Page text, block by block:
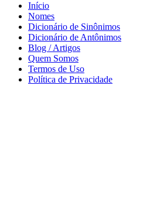
Início
Nomes
Dicionário de Sinônimos
Dicionário de Antônimos
Blog / Artigos
Quem Somos
Termos de Uso
Política de Privacidade